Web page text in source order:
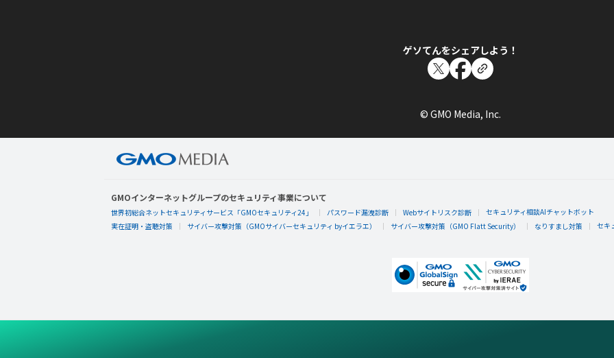
ゲソてんをシェアしよう！
© GMO Media, Inc.
GMOインターネットグループのセキュリティ事業について
世界初総合ネットセキュリティサービス「GMOセキュリティ24」 パスワード漏洩診断 Webサイトリスク診断
セキュリティ相談AIチャットボット
実在証明・盗聴対策
サイバー攻撃対策（GMOサイバーセキュリティ byイエラエ） サイバー攻撃対策（GMO Flatt Security） なりすまし対策 セキ